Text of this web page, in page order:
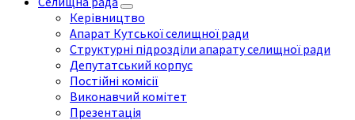
Керівництво
Апарат Кутської селищної ради
Структурні підрозділи апарату селищної ради
Депутатський корпус
Постійні комісії
Виконавчий комітет
Презентація